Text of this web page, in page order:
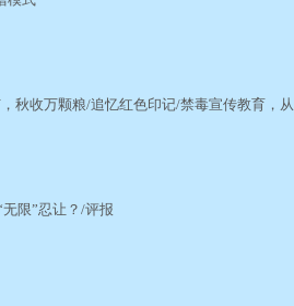
秋收万颗粮/追忆红色印记/禁毒宣传教育，从
无限”忍让？/评报